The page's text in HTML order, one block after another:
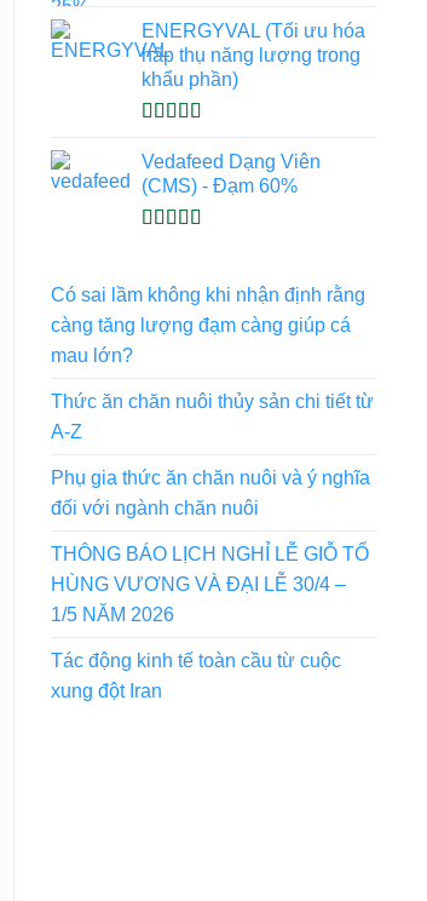
sao
ENERGYVAL (Tối ưu hóa
hấp thụ năng lượng trong
khẩu phần)
hạng5.005
sao
Vedafeed Dạng Viên
(CMS) - Đạm 60%
sao
Có sai lầm không khi nhận định rằng
càng tăng lượng đạm càng giúp cá
mau lớn?
Thức ăn chăn nuôi thủy sản chi tiết từ
A-Z
Phụ gia thức ăn chăn nuôi và ý nghĩa
đối với ngành chăn nuôi
THÔNG BÁO LỊCH NGHỈ LỄ GIỖ TỔ
HÙNG VƯƠNG VÀ ĐẠI LỄ 30/4 –
1/5 NĂM 2026
Tác động kinh tế toàn cầu từ cuộc
xung đột Iran